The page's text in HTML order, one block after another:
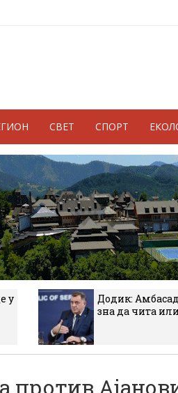
СВЕТ СПОРТ
у
Додик:
зна да чита